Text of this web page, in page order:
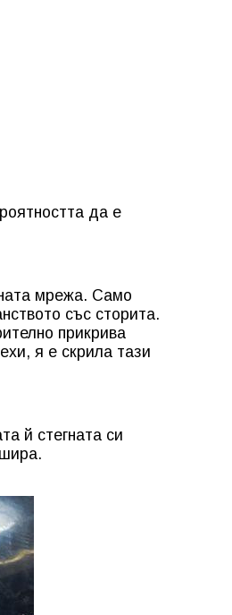
да е
мрежа. Само
със сторита.
прикрива
я е скрила тази
й стегната си